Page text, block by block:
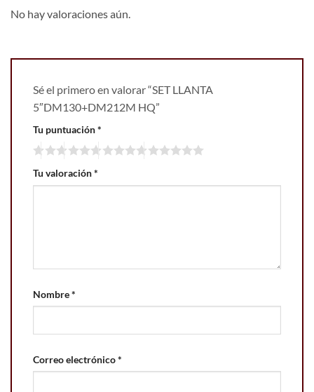
No hay valoraciones aún.
Sé el primero en valorar “SET LLANTA
5″DM130+DM212M HQ”
Tu puntuación*
Tu valoración*
Nombre*
Correo electrónico*